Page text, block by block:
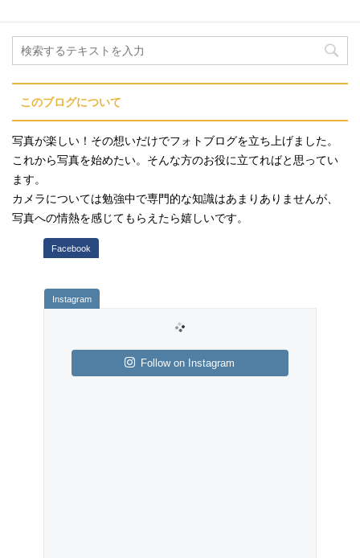
このブログについて
写真が楽しい！その想いだけでフォトブログを立ち上げました。
これから写真を始めたい。そんな方のお役に立てればと思ってい
ます。
カメラについては勉強中で専門的な知識はあまりありませんが、
写真への情熱を感じてもらえたら嬉しいです。
Follow on Instagram